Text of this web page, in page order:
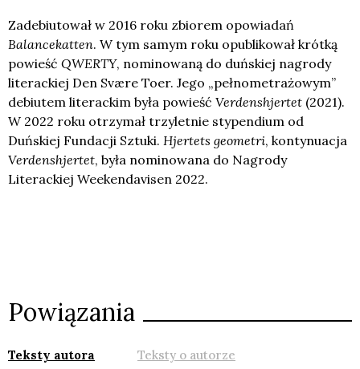
Zadebiutował w 2016 roku zbiorem opowiadań
Balancekatten. W tym samym roku opublikował krótką
powieść QWERTY, nominowaną do duńskiej nagrody
literackiej Den Svære Toer. Jego „pełnometrażowym”
debiutem literackim była powieść Verdenshjertet (2021).
W 2022 roku otrzymał trzyletnie stypendium od
Duńskiej Fundacji Sztuki. Hjertets geometri, kontynuacja
Verdenshjertet, była nominowana do Nagrody
Literackiej Weekendavisen 2022.
Powiązania
Teksty autora Teksty o autorze